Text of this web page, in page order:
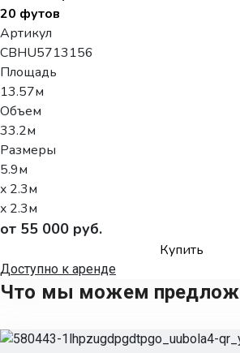
20 футов
Артикул
CBHU5713156
Площадь
13.57м
Объем
33.2м
Размеры
5.9м
x 2.3м
x 2.3м
от 55 000 руб.
Купить
Доступно к аренде
Что мы можем